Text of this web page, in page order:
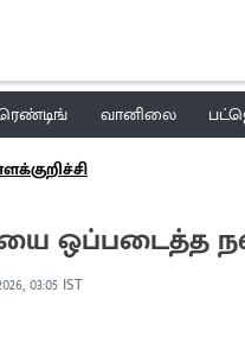
வானிலை
ஒப்படைத்த
03:05 IST